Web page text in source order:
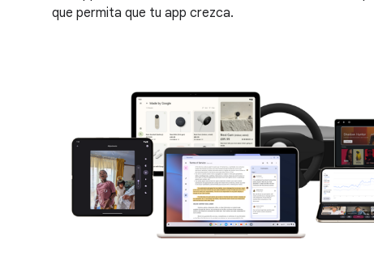
que permita que tu app crezca.